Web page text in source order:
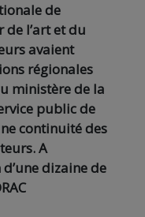
de
l’art et du
avaient
régionales
ministère de la
public de
continuité des
A
dizaine de